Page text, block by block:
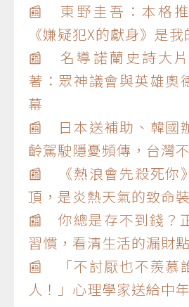
📰 東野圭吾：本格推
《嫌疑犯X的獻身》是我
📰 名導諾蘭史詩大
著：眾神議會與英雄奧
幕
📰 日本送補助、韓國
齡駕駛隱憂頻傳，台灣
📰 《熱浪會先殺死你
頂，是炎熱天氣的致命
📰 你總是存不到錢？
習慣，看清生活的漏財點
📰 「不討厭也不羨慕
人！」心理學家送給中